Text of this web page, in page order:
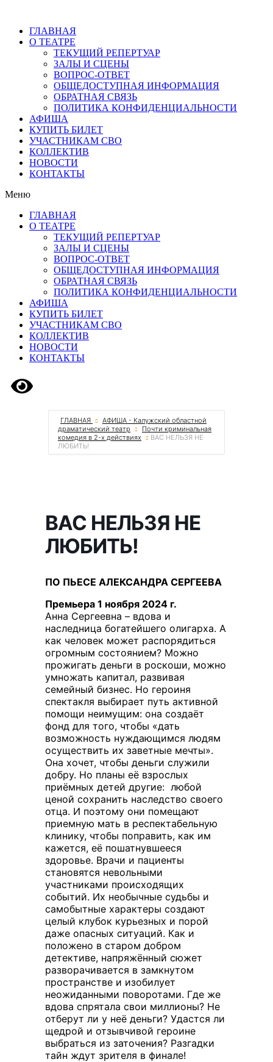
ГЛАВНАЯ
О ТЕАТРЕ
ТЕКУЩИЙ РЕПЕРТУАР
ЗАЛЫ И СЦЕНЫ
ВОПРОС-ОТВЕТ
ОБЩЕДОСТУПНАЯ ИНФОРМАЦИЯ
ОБРАТНАЯ СВЯЗЬ
ПОЛИТИКА КОНФИДЕНЦИАЛЬНОСТИ
АФИША
КУПИТЬ БИЛЕТ
УЧАСТНИКАМ СВО
КОЛЛЕКТИВ
НОВОСТИ
КОНТАКТЫ
Меню
ГЛАВНАЯ
О ТЕАТРЕ
ТЕКУЩИЙ РЕПЕРТУАР
ЗАЛЫ И СЦЕНЫ
ВОПРОС-ОТВЕТ
ОБЩЕДОСТУПНАЯ ИНФОРМАЦИЯ
ОБРАТНАЯ СВЯЗЬ
ПОЛИТИКА КОНФИДЕНЦИАЛЬНОСТИ
АФИША
КУПИТЬ БИЛЕТ
УЧАСТНИКАМ СВО
КОЛЛЕКТИВ
НОВОСТИ
КОНТАКТЫ
ГЛАВНАЯ
АФИША - Калужский областной
драматический театр
Почти криминальная
комедия в 2-х действиях
ВАС НЕЛЬЗЯ НЕ
ЛЮБИТЬ!
ВАС НЕЛЬЗЯ НЕ
ЛЮБИТЬ!
ПО ПЬЕСЕ АЛЕКСАНДРА СЕРГЕЕВА
Премьера 1 ноября 2024 г.
Анна Сергеевна – вдова и
наследница богатейшего олигарха. А
как человек может распорядиться
огромным состоянием? Можно
прожигать деньги в роскоши, можно
умножать капитал, развивая
семейный бизнес. Но героиня
спектакля выбирает путь активной
помощи неимущим: она создаёт
фонд для того, чтобы «дать
возможность нуждающимся людям
осуществить их заветные мечты».
Она хочет, чтобы деньги служили
добру. Но планы её взрослых
приёмных детей другие: любой
ценой сохранить наследство своего
отца. И поэтому они помещают
приемную мать в респектабельную
клинику, чтобы поправить, как им
кажется, её пошатнувшееся
здоровье. Врачи и пациенты
становятся невольными
участниками происходящих
событий. Их необычные судьбы и
самобытные характеры создают
целый клубок курьезных и порой
даже опасных ситуаций. Как и
положено в старом добром
детективе, напряжённый сюжет
разворачивается в замкнутом
пространстве и изобилует
неожиданными поворотами. Где же
вдова спрятала свои миллионы? Не
отберут ли у неё деньги? Удастся ли
щедрой и отзывчивой героине
выбраться из заточения? Разгадки
тайн ждут зрителя в финале!